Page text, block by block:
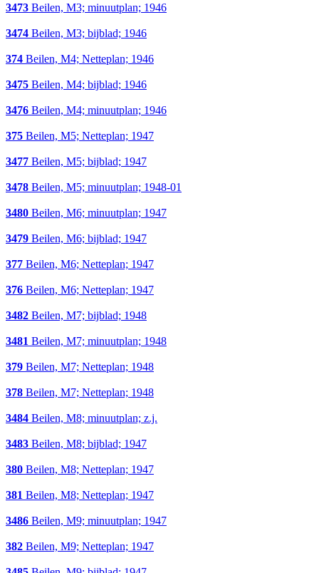
3473 Beilen, M3; minuutplan; 1946
3474 Beilen, M3; bijblad; 1946
374 Beilen, M4; Netteplan; 1946
3475 Beilen, M4; bijblad; 1946
3476 Beilen, M4; minuutplan; 1946
375 Beilen, M5; Netteplan; 1947
3477 Beilen, M5; bijblad; 1947
3478 Beilen, M5; minuutplan; 1948-01
3480 Beilen, M6; minuutplan; 1947
3479 Beilen, M6; bijblad; 1947
377 Beilen, M6; Netteplan; 1947
376 Beilen, M6; Netteplan; 1947
3482 Beilen, M7; bijblad; 1948
3481 Beilen, M7; minuutplan; 1948
379 Beilen, M7; Netteplan; 1948
378 Beilen, M7; Netteplan; 1948
3484 Beilen, M8; minuutplan; z.j.
3483 Beilen, M8; bijblad; 1947
380 Beilen, M8; Netteplan; 1947
381 Beilen, M8; Netteplan; 1947
3486 Beilen, M9; minuutplan; 1947
382 Beilen, M9; Netteplan; 1947